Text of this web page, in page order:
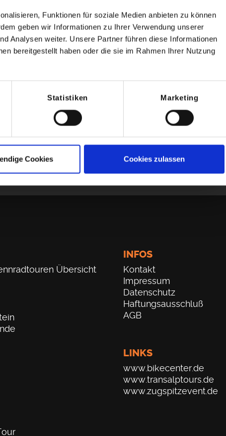
Funktionen für soziale Medien anbieten zu können
geben wir Informationen zu Ihrer Verwendung unserer
Analysen weiter. Unsere Partner führen diese Informationen
bereitgestellt haben oder die sie im Rahmen Ihrer Nutzung
Statistiken Marketing
Cookies Cookies zulassen
Steigung und 1894m Passhöhe sprechen
Garmisch Partenkirchen.
Tourenvorschläge! Welche Touren
vor Ort und spontan in Einvernehmen mit
Übersicht
INFOS
Kontakt
Impressum
Datenschutz
Haftungsausschluß
AGB
LINKS
www.bikecenter.de
www.transalptours.de
www.zugspitzevent.de